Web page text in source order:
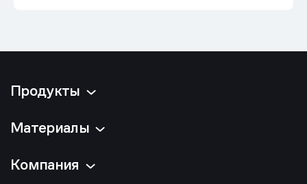
Продукты
Материалы
Компания